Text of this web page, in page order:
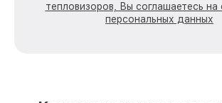
тепловизоров, Вы соглашаетесь на
персональных данных